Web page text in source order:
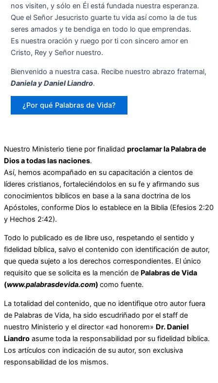
nos visiten, y sólo en Él está fundada nuestra esperanza.
Que el Señor Jesucristo guarte tu vida así como la de tus
seres amados y te bendiga en todo lo que emprendas.
Es nuestra oración y ruego por ti con sincero amor en
Cristo, Rey y Señor nuestro.
Bienvenido a nuestra casa. Recibe nuestro abrazo fraternal,
Daniela y Daniel Liandro.
¿Por qué Palabras de Vida?
Nuestro Ministerio tiene por finalidad proclamar la Palabra de
Dios a todas las naciones.
Así, hemos acompañado en su capacitación a cientos de
líderes cristianos, fortaleciéndolos en su fe y afirmando sus
conocimientos bíblicos en base a la sana doctrina de los
Apóstoles, conforme Dios lo establece en la Biblia (Efesios 2:20
y Hechos 2:42).
Todo lo publicado es de libre uso, respetando el sentido y
fidelidad bíblica, salvo el contenido con identificación de autor,
que queda sujeto a los derechos correspondientes. El único
requisito que se solicita es la mención de Palabras de Vida
(www.palabrasdevida.com) como fuente.
La totalidad del contenido, que no identifique otro autor fuera
de Palabras de Vida, ha sido escudriñado por el staff de
nuestro Ministerio y el director «ad honorem» Dr. Daniel
Liandro asume toda la responsabilidad por su fidelidad bíblica.
Los artículos con indicación de su autor, son exclusiva
responsabilidad de los mismos.